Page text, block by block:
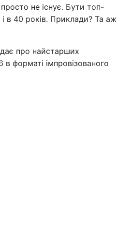
не існує. Бути топ-
в 40 років. Приклади? Та аж
про найстарших
в форматі імпровізованого